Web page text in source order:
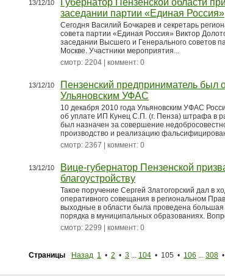
13/12/10
Губернатор Пензенской области
заседании партии «Единая Россия»
Сегодня Василий Бочкарев и секретарь
совета партии «Единая Россия» Виктор
заседании Высшего и Генерального советов
Москве. Участники мероприятия...
смотр: 2204 | коммент: 0
13/12/10
Пензенский предприниматель был
Ульяновским УФАС
10 декабря 2010 года Ульяновским УФАС
об уплате ИП Кунец С.П. (г. Пенза) штрафа в
был назначен за совершение
производство и реализацию
смотр: 2367 | коммент: 0
13/12/10
Вице-губернатор Пензенской
благоустройству
Такое поручение Сергей Златогорский дал в
оперативного совещания в региональном
выходные в области была проведена
порядка в муниципальных образованиях.
смотр: 2299 | коммент: 0
Страницы Назад 1 • 2 • 3 ... 104 • 105 • 106 ... 308 •